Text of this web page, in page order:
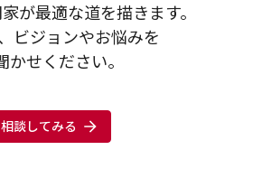
が最適な道を描きます。
ビジョンやお悩みを
かせください。
相談してみる